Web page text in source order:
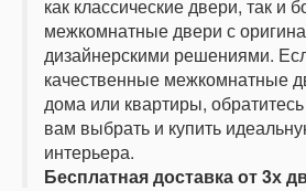
как классические двери, так и
межкомнатные двери с
дизайнерскими решениями.
качественные межкомнатные
дома или квартиры,
вам выбрать и купить
интерьера.
Бесплатная доставка от 3х